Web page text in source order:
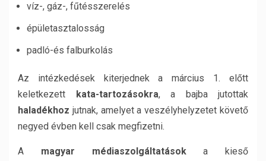
víz-, gáz-, fűtésszerelés
épületasztalosság
padló-és falburkolás
Az intézkedések kiterjednek a március 1. előtt
keletkezett kata-tartozásokra, a bajba jutottak
haladékhoz jutnak, amelyet a veszélyhelyzetet követő
negyed évben kell csak megfizetni.
A magyar médiaszolgáltatásoka kieső